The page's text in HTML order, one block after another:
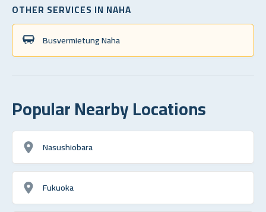
OTHER SERVICES IN NAHA
Busvermietung Naha
Popular Nearby Locations
Nasushiobara
Fukuoka